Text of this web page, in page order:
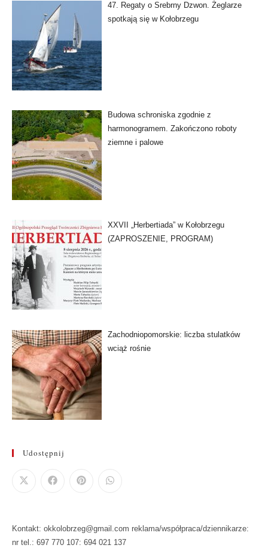
47. Regaty o Srebrny Dzwon. Żeglarze
spotkają się w Kołobrzegu
Budowa schroniska zgodnie z
harmonogramem. Zakończono roboty
ziemne i palowe
XXVII „Herbertiada” w Kołobrzegu
(ZAPROSZENIE, PROGRAM)
Zachodniopomorskie: liczba stulatków
wciąż rośnie
Udostępnij
Kontakt: okkolobrzeg@gmail.com reklama/współpraca/dziennikarze:
nr tel.: 697 770 107: 694 021 137